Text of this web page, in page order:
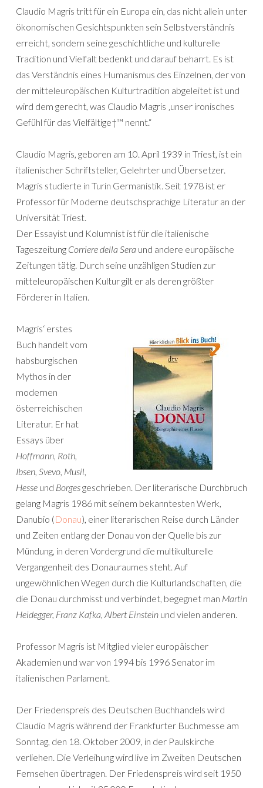
Claudio Magris tritt für ein Europa ein, das nicht allein unter
ökonomischen Gesichtspunkten sein Selbstverständnis
erreicht, sondern seine geschichtliche und kulturelle
Tradition und Vielfalt bedenkt und darauf beharrt. Es ist
das Verständnis eines Humanismus des Einzelnen, der von
der mitteleuropäischen Kulturtradition abgeleitet ist und
wird dem gerecht, was Claudio Magris ‚unser ironisches
Gefühl für das Vielfältige†™ nennt.“
Claudio Magris, geboren am 10. April 1939 in Triest, ist ein
italienischer Schriftsteller, Gelehrter und Übersetzer.
Magris studierte in Turin Germanistik. Seit 1978 ist er
Professor für Moderne deutschsprachige Literatur an der
Universität Triest.
Der Essayist und Kolumnist ist für die italienische
Tageszeitung Corriere della Sera und andere europäische
Zeitungen tätig. Durch seine unzähligen Studien zur
mitteleuropäischen Kultur gilt er als deren größter
Förderer in Italien.
Magris‘ erstes
Buch handelt vom
habsburgischen
Mythos in der
modernen
österreichischen
Literatur. Er hat
Essays über
Hoffmann, Roth,
Ibsen, Svevo, Musil,
Hesse und Borgesgeschrieben. Der literarische Durchbruch
gelang Magris 1986 mit seinem bekanntesten Werk,
Danubio (Donau), einer literarischen Reise durch Länder
und Zeiten entlang der Donau von der Quelle bis zur
Mündung, in deren Vordergrund die multikulturelle
Vergangenheit des Donauraumes steht. Auf
ungewöhnlichen Wegen durch die Kulturlandschaften, die
die Donau durchmisst und verbindet, begegnet man Martin
Heidegger, Franz Kafka, Albert Einstein und vielen anderen.
Professor Magris ist Mitglied vieler europäischer
Akademien und war von 1994 bis 1996 Senator im
italienischen Parlament.
Der Friedenspreis des Deutschen Buchhandels wird
Claudio Magris während der Frankfurter Buchmesse am
Sonntag, den 18. Oktober 2009, in der Paulskirche
verliehen. Die Verleihung wird live im Zweiten Deutschen
Fernsehen übertragen. Der Friedenspreis wird seit 1950